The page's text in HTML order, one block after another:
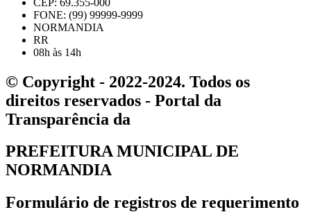
FONE: (99) 99999-9999
NORMANDIA
RR
08h às 14h
© Copyright - 2022-2024. Todos os
direitos reservados - Portal da
Transparência da
PREFEITURA MUNICIPAL DE
NORMANDIA
Formulário de registros de requerimento